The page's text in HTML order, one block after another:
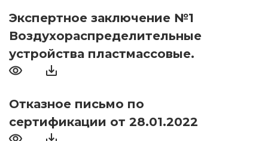
Экспертное заключение №1
Воздухораспределительные
устройства пластмассовые.
Отказное письмо по
сертификации от 28.01.2022